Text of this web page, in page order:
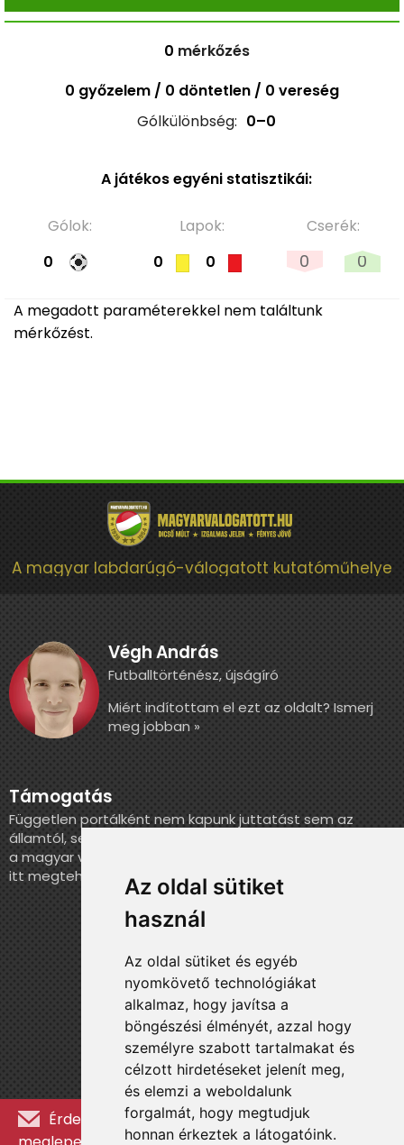
Az oldal sütiket
használ
Az oldal sütiket és egyéb
nyomkövető technológiákat
alkalmaz, hogy javítsa a
böngészési élményét, azzal hogy
személyre szabott tartalmakat és
célzott hirdetéseket jelenít meg,
és elemzi a weboldalunk
forgalmát, hogy megtudjuk
honnan érkeztek a látogatóink.
0 mérkőzés
0 győzelem / 0 döntetlen / 0 vereség
Gólkülönbség: 0–0
A játékos egyéni statisztikái:
Gólok:
0
Lapok:
0
0
Cserék:
0 0
A megadott paraméterekkel nem találtunk
mérkőzést.
A magyar labdarúgó-válogatott kutatóműhelye
Végh András
Futballtörténész, újságíró
Miért indítottam el ezt az oldalt? Ismerj
meg jobban »
Támogatás
Független portálként nem kapunk juttatást sem az
államtól, sem más szervezettől. Ha szeretnél segíteni
a magyar válogatott történelmének feldolgozásában,
itt megteheted.
Érdekességekért, kulisszatitkokért és